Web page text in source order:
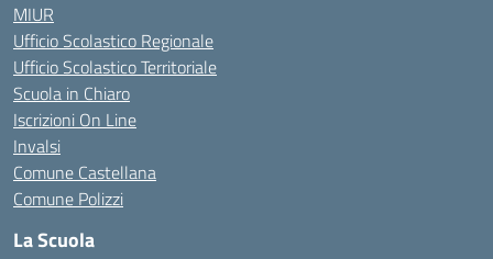
MIUR
Ufficio Scolastico Regionale
Ufficio Scolastico Territoriale
Scuola in Chiaro
Iscrizioni On Line
Invalsi
Comune Castellana
Comune Polizzi
La Scuola